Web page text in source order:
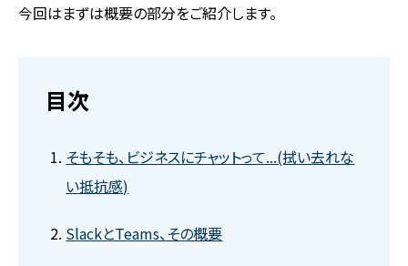
今回はまずは概要の部分をご紹介します。
目次
そもそも、ビジネスにチャットって...(拭い去れな
い抵抗感)
SlackとTeams、その概要